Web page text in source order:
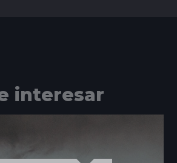
interesar